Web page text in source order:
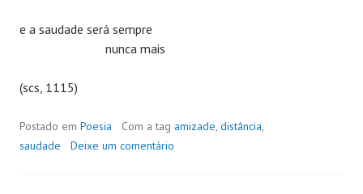
e a saudade será sempre
nunca mais
(scs, 1115)
Postado em Poesia Com a tag amizade, distância,
saudade
Deixe um comentário